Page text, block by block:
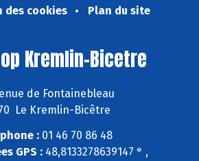
des cookies
Plan du site
Kremlin-Bicetre
de Fontainebleau
Le Kremlin-Bicêtre
: 01 46 70 86 48
GPS : 48,8133278639147 ° ,